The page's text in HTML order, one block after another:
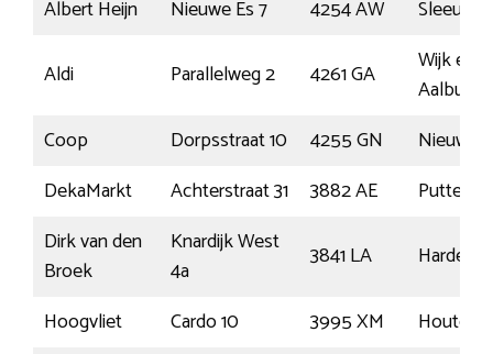
Albert Heijn
Nieuwe Es 7 4254 AW
Sleeuwijk
Aldi
Parallelweg 2 4261 GA
Wijk en
Aalburg
Coop
Dorpsstraat 10 4255 GN
DekaMarkt
Achterstraat 31 3882 AE
Putten
Dirk van den
Broek
Knardijk West
4a
3841 LA
Hoogvliet
Cardo 10 3995 XM
Houten